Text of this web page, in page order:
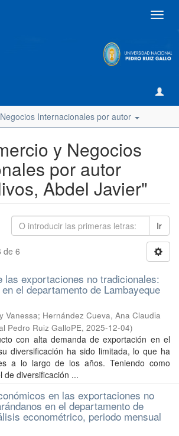
Internacionales por autor
y Negocios
por autor
Abdel Javier"
Ir
de 6
las exportaciones no tradicionales:
el departamento de Lambayeque
Vanessa; Hernández Cueva, Ana Claudia
Pedro Ruiz GalloPE, 2025-12-04)
con alta demanda de exportación en el
diversificación ha sido limitada, lo que ha
a lo largo de los años. Teniendo como
de diversificación ...
en las exportaciones no
en el departamento de
econométrico, periodo mensual